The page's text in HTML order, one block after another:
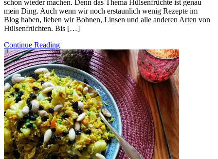
schon wieder machen. Denn das Thema Hülsenfrüchte ist genau
mein Ding. Auch wenn wir noch erstaunlich wenig Rezepte im
Blog haben, lieben wir Bohnen, Linsen und alle anderen Arten von
Hülsenfrüchten. Bis […]
Continue Reading